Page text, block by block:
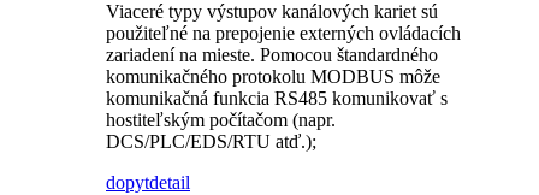
Viaceré typy výstupov kanálových kariet sú
použiteľné na prepojenie externých ovládacích
zariadení na mieste. Pomocou štandardného
komunikačného protokolu MODBUS môže
komunikačná funkcia RS485 komunikovať s
hostiteľským počítačom (napr.
DCS/PLC/EDS/RTU atď.);
dopytdetail